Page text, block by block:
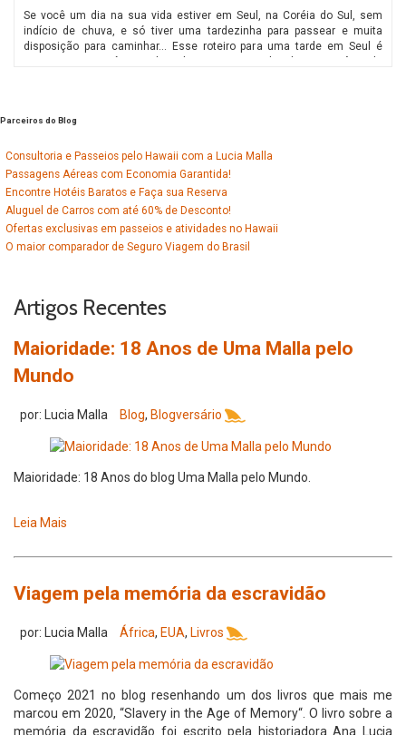
Se você um dia na sua vida estiver em Seul, na Coréia do Sul, sem
indício de chuva, e só tiver uma tardezinha para passear e muita
disposição para caminhar… Esse roteiro para uma tarde em Seul é
Parceiros do Blog
Consultoria e Passeios pelo Hawaii com a Lucia Malla
Passagens Aéreas com Economia Garantida!
Encontre Hotéis Baratos e Faça sua Reserva‎
Aluguel de Carros com até 60% de Desconto!
Ofertas exclusivas em passeios e atividades no Hawaii
O maior comparador de Seguro Viagem do Brasil
Artigos Recentes
Maioridade: 18 Anos de Uma Malla pelo
Mundo
por: Lucia Malla Blog, Blogversário
Maioridade: 18 Anos do blog Uma Malla pelo Mundo.
Leia Mais
Viagem pela memória da escravidão
por: Lucia Malla África, EUA, Livros
Começo 2021 no blog resenhando um dos livros que mais me
marcou em 2020, “Slavery in the Age of Memory“. O livro sobre a
memória da escravidão foi escrito pela historiadora Ana Lucia